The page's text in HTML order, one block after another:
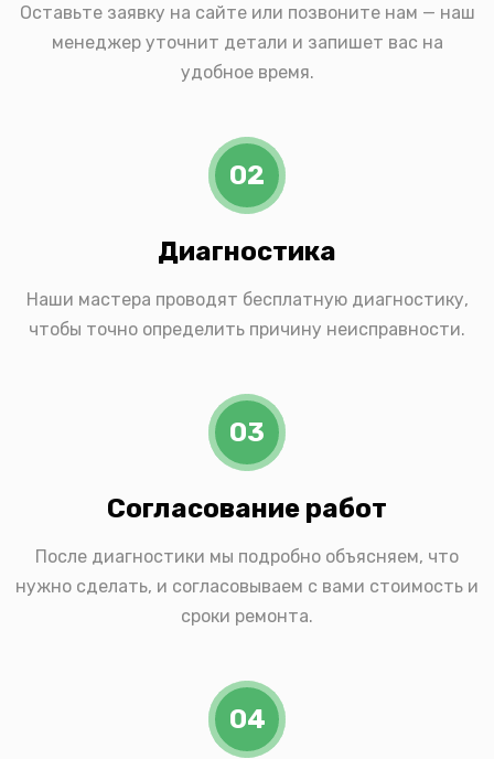
Оставьте заявку на сайте или позвоните нам — наш
менеджер уточнит детали и запишет вас на
удобное время.
02
Диагностика
Наши мастера проводят бесплатную диагностику,
чтобы точно определить причину неисправности.
03
Согласование работ
После диагностики мы подробно объясняем, что
нужно сделать, и согласовываем с вами стоимость и
сроки ремонта.
04